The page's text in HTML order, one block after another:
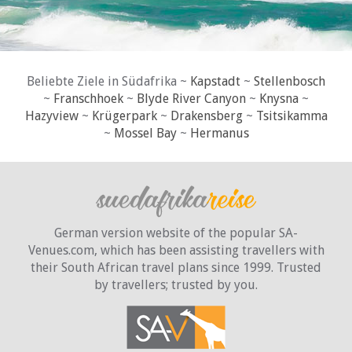
Beliebte Ziele in Südafrika ~ Kapstadt ~ Stellenbosch
~ Franschhoek ~ Blyde River Canyon ~ Knysna ~
Hazyview~ Krügerpark~ Drakensberg~ Tsitsikamma
~ Mossel Bay~ Hermanus
German version website of the popular SA-
Venues.com, which has been assisting travellers with
their South African travel plans since 1999. Trusted
by travellers; trusted by you.